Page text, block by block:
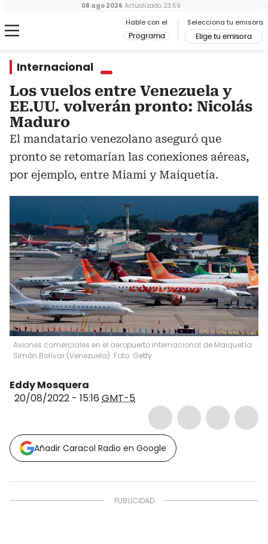
Hable con el
Programa
Selecciona tu emisora
Elige tu emisora
08 ago 2026 Actualizado 23:59
Internacional
Los vuelos entre Venezuela y
EE.UU. volverán pronto: Nicolás
Maduro
El mandatario venezolano aseguró que
pronto se retomarían las conexiones aéreas,
por ejemplo, entre Miami y Maiquetía.
Aviones comerciales en el aeropuerto internacional de Maiquetía
Simón Bolívar (Venezuela). Foto: Getty
Eddy Mosquera
20/08/2022 - 15:16 GMT-5
Añadir Caracol Radio en Google